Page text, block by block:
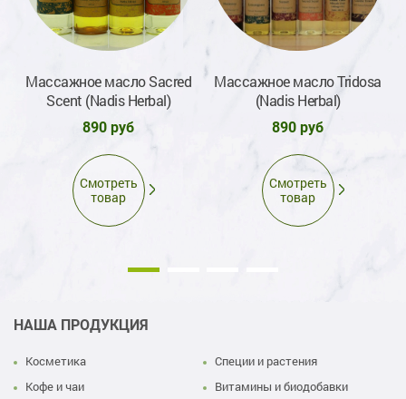
Массажное масло Sacred
Scent (Nadis Herbal)
890 руб
Смотреть
товар
Массажное масло Tridosa
(Nadis Herbal)
890 руб
Смотреть
товар
НАША ПРОДУКЦИЯ
Косметика
Кофе и чаи
Специи и растения
Витамины и биодобавки